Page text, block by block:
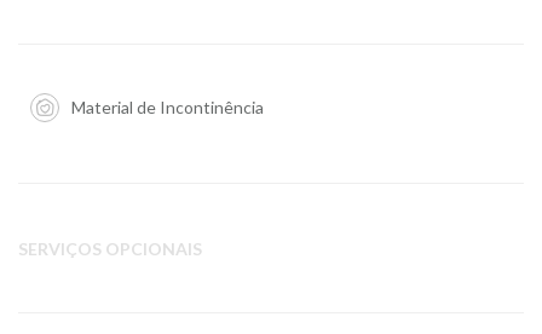
Material de Incontinência
SERVIÇOS OPCIONAIS